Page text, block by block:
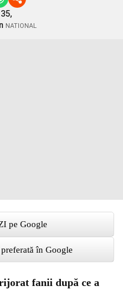
NATIONAL
pe Google
în Google
fanii după ce a